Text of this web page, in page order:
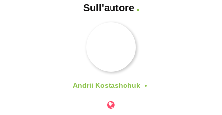
Sull'autore
Andrii Kostashchuk